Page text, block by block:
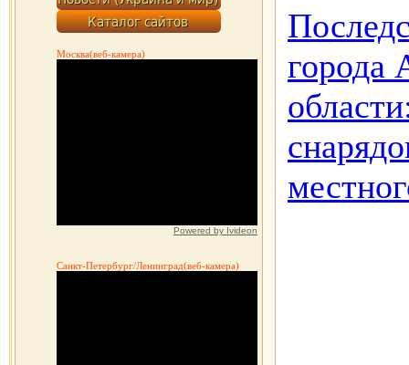
Москва(веб-камера)
Powered by Ivideon
Санкт-Петербург/Ленинград(веб-камера)
города